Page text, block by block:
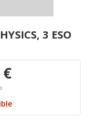
3 ESO